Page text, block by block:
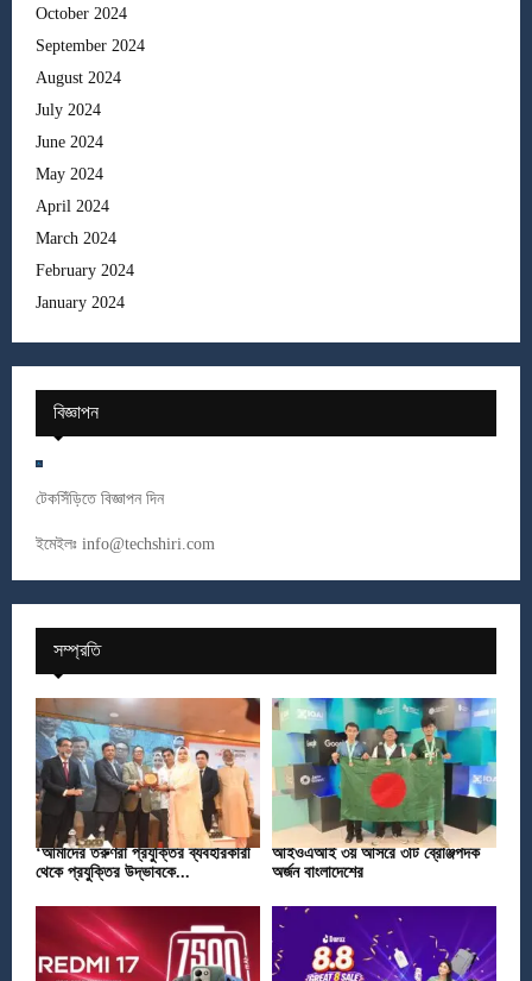
October 2024
September 2024
August 2024
July 2024
June 2024
May 2024
April 2024
March 2024
February 2024
January 2024
বিজ্ঞাপন
টেকসিঁড়িতে বিজ্ঞাপন দিন
ইমেইলঃ info@techshiri.com
সম্প্রতি
‘আমাদের তরুণরা প্রযুক্তির ব্যবহারকারী
থেকে প্রযুক্তির উদ্ভাবকে...
আইওএআই ৩য় আসরে ৩টি ব্রোঞ্জপদক
অর্জন বাংলাদেশের